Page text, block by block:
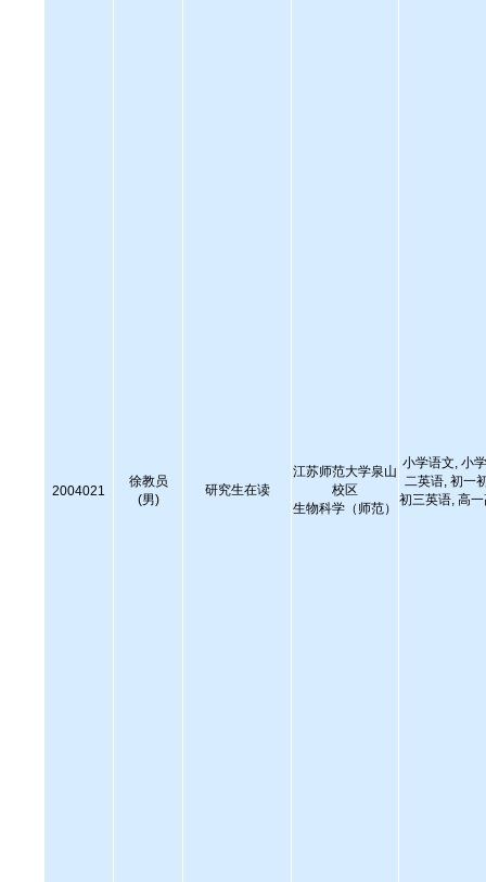
2004021
徐教员
(男)
研究生在读
江苏师范大学泉山
校区
生物科学（师范）
小学语文, 小
二英语, 初一
初三英语, 高